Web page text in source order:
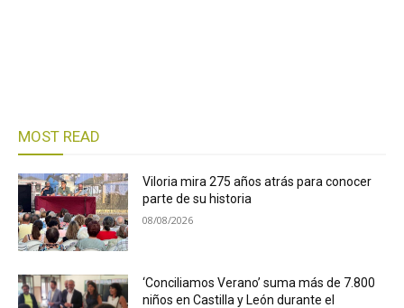
MOST READ
Viloria mira 275 años atrás para conocer
parte de su historia
08/08/2026
‘Conciliamos Verano’ suma más de 7.800
niños en Castilla y León durante el